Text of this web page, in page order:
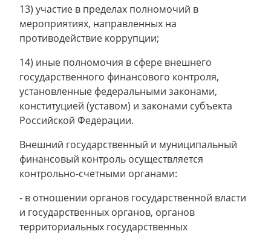
13) участие в пределах полномочий в
мероприятиях, направленных на
противодействие коррупции;
14) иные полномочия в сфере внешнего
государственного финансового контроля,
установленные федеральными законами,
конституцией (уставом) и законами субъекта
Российской Федерации.
Внешний государственный и муниципальный
финансовый контроль осуществляется
контрольно-счетными органами:
- в отношении органов государственной власти
и государственных органов, органов
территориальных государственных